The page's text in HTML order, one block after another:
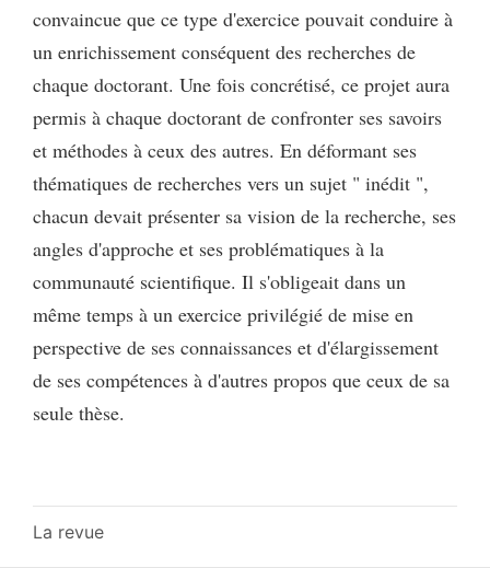
convaincue que ce type d'exercice pouvait conduire à
un enrichissement conséquent des recherches de
chaque doctorant. Une fois concrétisé, ce projet aura
permis à chaque doctorant de confronter ses savoirs
et méthodes à ceux des autres. En déformant ses
thématiques de recherches vers un sujet " inédit ",
chacun devait présenter sa vision de la recherche, ses
angles d'approche et ses problématiques à la
communauté scientifique. Il s'obligeait dans un
même temps à un exercice privilégié de mise en
perspective de ses connaissances et d'élargissement
de ses compétences à d'autres propos que ceux de sa
seule thèse.
La revue